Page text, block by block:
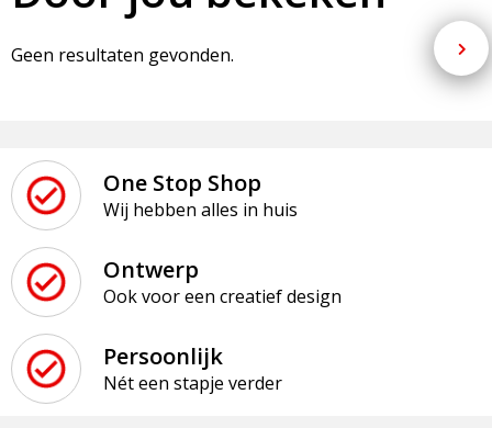
Geen resultaten gevonden.
One Stop Shop
Wij hebben alles in huis
Ontwerp
Ook voor een creatief design
Persoonlijk
Nét een stapje verder